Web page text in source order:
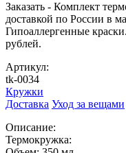
Заказать - Комплект
доставкой по России в
Гипоаллергенные
рублей.
Артикул:
tk-0034
Кружки
Доставка Уход за вещами
Описание:
Термокружка: